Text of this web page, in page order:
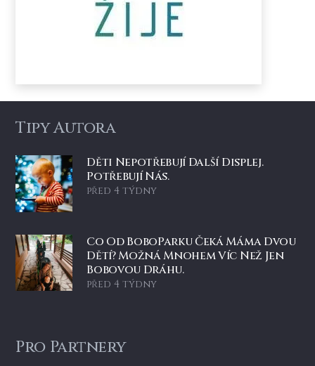
Tipy Autora
Děti Nepotřebují Další Displej.
Potřebují Nás.
před 4 týdny
Co Od BoboParku Čeká Máma Dvou
Dětí? Možná Mnohem Víc Než Jen
Bobovou Dráhu.
před 4 týdny
Pro Partnery